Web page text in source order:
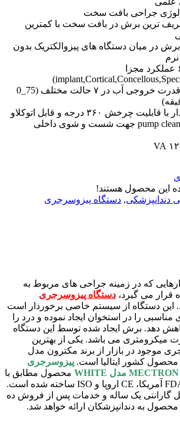
جراحی بافت سخت
ترین برش در بافت سخت با کمترین
برش در میان دستگاه های پیزوالکتریک بدون
قابلیت تنظیم ۶ عملکرد مجزا
قابلیت تنظیم قدرت خروجی آب در ۷ حالت مختلف (75_0
دارای عملکرد pump clean جهت شست و شوی داخلی
این محصول هستند!
دندانپزشکی, دستگاه پیزوسرجری
که در زمینه جراحی های مربوط به
قرار می گیرد، دستگاه پیزوسرجری
این دستگاه از سیستم خاصی برخوردار است
را در استخوان ایجاد نموده و درد را
دهد. برش ایجاد شده توسط این دستگاه
میکرومتری می باشد. یکی از بهترین
موجود در بازار از برند مکترون مدل
پیزوسرجری
محصول مطابق با
استانداردهایی نظیر FDA آمریکا، CE اروپا و ISO ساخته شده است.
گارانتی یک ساله و خدمات پس از فروش ده
محصول به دندانپزشکان ارائه خواهد شد.